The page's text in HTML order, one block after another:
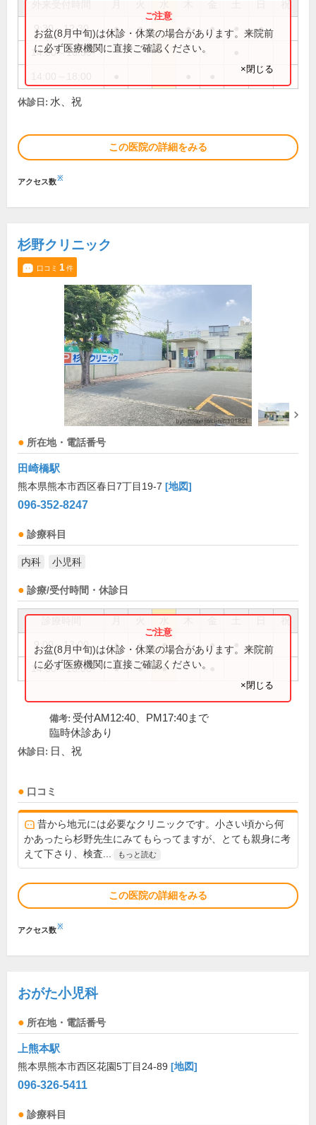
祝
9:30～12:30 ● ● ● ● ●
14:00～16:30
お盆(8月中旬)は休診・休業の場合があります。来院前
に必ず医療機関に直接ご確認ください。
×閉じる
休診日: 水、祝
この医院の詳細をみる
アクセス数※
杉野クリニック
口コミ 1件
所在地・電話番号
田崎橋駅
熊本県熊本市西区春日7丁目19-7 [地図]
096-352-8247
診療科目
内科 小児科
診療/受付時間・休診日
祝
9:00～13:00 ● ● ● ● ●
14:00～18:00 ● ● ●
お盆(8月中旬)は休診・休業の場合があります。来院前
に必ず医療機関に直接ご確認ください。
×閉じる
備考: 受付AM12:40、PM17:40まで
臨時休診あり
休診日: 日、祝
口コミ
昔から地元には必要なクリニックです。小さい頃から何
かあったら杉野先生にみてもらってますが、とても親身に考
えて下さり、検査...
もっと読む
この医院の詳細をみる
アクセス数※
おがた小児科
所在地・電話番号
上熊本駅
熊本県熊本市西区花園5丁目24-89 [地図]
096-326-5411
診療科目